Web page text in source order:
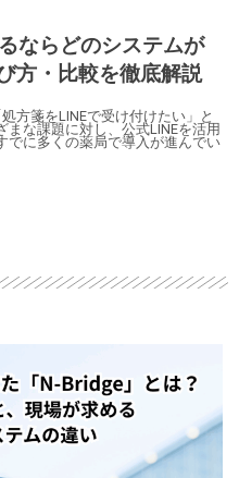
ならどのシステムが
方・比較を徹底解説
方箋をLINEで受け付けたい」と
な課題に対し、公式LINEを活用
でに多くの薬局で導入が進んでい